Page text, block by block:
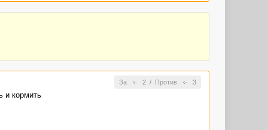
За 2/ Против 3
и кормить